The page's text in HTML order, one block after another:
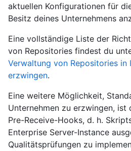
aktuellen Konfigurationen für
Besitz deines Unternehmens
Eine vollständige Liste der
von Repositories findest du
Verwaltung von Repositories in
erzwingen.
Eine weitere Möglichkeit,
Unternehmen zu erzwingen, ist
Pre-Receive-Hooks, d. h.
Enterprise Server-Instance
Qualitätsprüfungen zu